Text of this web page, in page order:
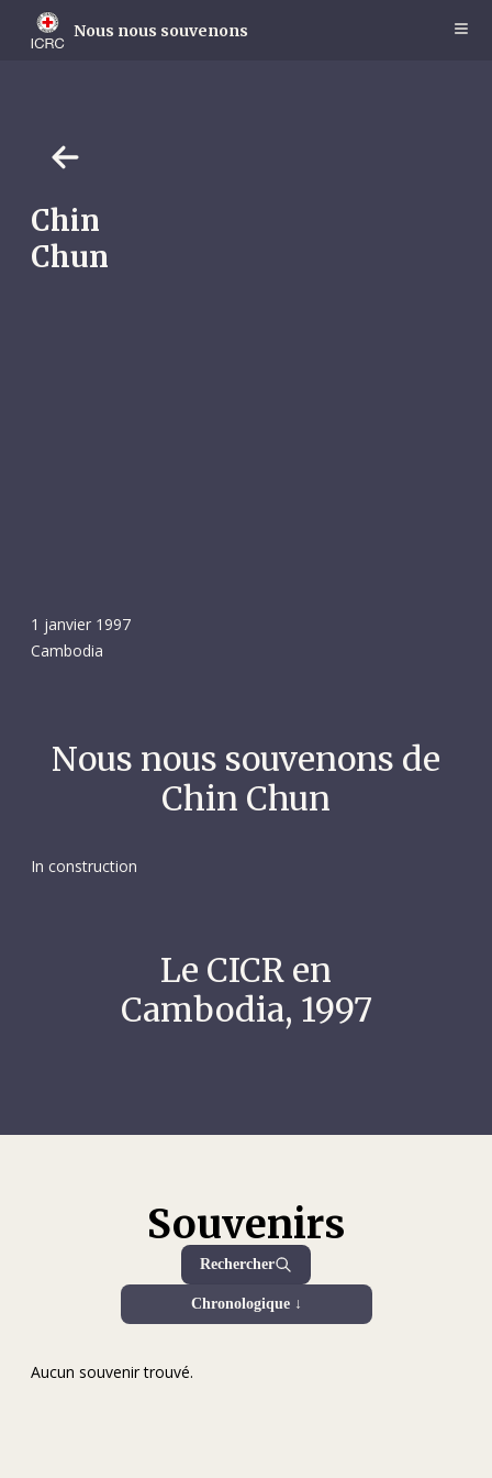
main
Nous nous souvenons
Chin
Chun
1 janvier 1997
Cambodia
Nous nous souvenons de
Chin Chun
In construction
Le CICR en
Cambodia, 1997
Souvenirs
Rechercher
Chronologique ↓
Aucun souvenir trouvé.